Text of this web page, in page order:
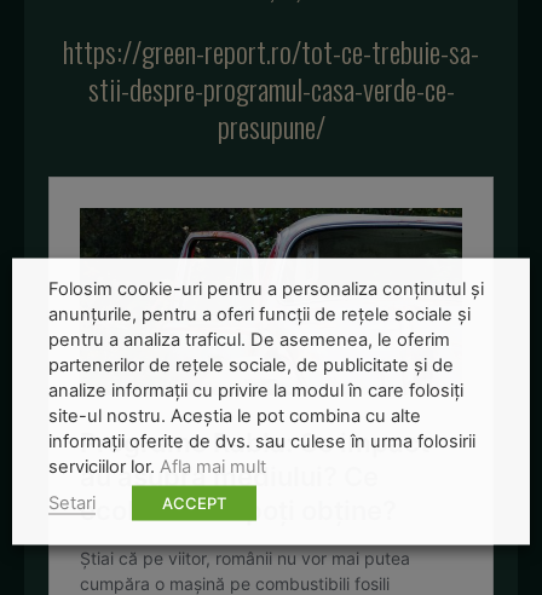
https://green-report.ro/tot-ce-trebuie-sa-
stii-despre-programul-casa-verde-ce-
presupune/
Folosim cookie-uri pentru a personaliza conținutul și
anunțurile, pentru a oferi funcții de rețele sociale și
pentru a analiza traficul. De asemenea, le oferim
partenerilor de rețele sociale, de publicitate și de
analize informații cu privire la modul în care folosiți
site-ul nostru. Aceștia le pot combina cu alte
informații oferite de dvs. sau culese în urma folosirii
serviciilor lor. Afla mai mult
Setari
ACCEPT